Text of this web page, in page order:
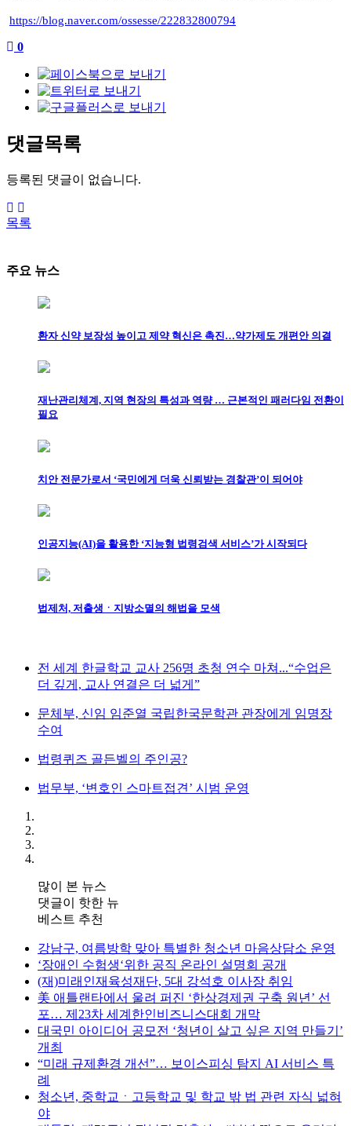
https://blog.naver.com/ossesse/222832800794
0
댓글목록
등록된 댓글이 없습니다.
목록
주요 뉴스
환자 신약 보장성 높이고 제약 혁신은 촉진…약가제도 개편안 의결
재난관리체계, 지역 현장의 특성과 역량 … 근본적인 패러다임 전환이
필요
치안 전문가로서 ‘국민에게 더욱 신뢰받는 경찰관’이 되어야
인공지능(AI)을 활용한 ‘지능형 법령검색 서비스’가 시작되다
법제처, 저출생ㆍ지방소멸의 해법을 모색
전 세계 한글학교 교사 256명 초청 연수 마쳐...“수업은
더 깊게, 교사 연결은 더 넓게”
문체부, 신임 임준열 국립한국문학관 관장에게 임명장
수여
법령퀴즈 골든벨의 주인공?
법무부, ‘변호인 스마트접견’ 시범 운영
많이 본 뉴스
댓글이 핫한 뉴
베스트 추천
강남구, 여름방학 맞아 특별한 청소년 마음상담소 운영
‘장애인 수험생‘위한 공직 온라인 설명회 공개
(재)미래인재육성재단, 5대 강석호 이사장 취임
美 애틀랜타에서 울려 퍼진 ‘한상경제권 구축 원년’ 선
포… 제23차 세계한인비즈니스대회 개막
대국민 아이디어 공모전 ‘청년이 살고 싶은 지역 만들기’
개최
“미래 규제환경 개선”… 보이스피싱 탐지 AI 서비스 특
례
청소년, 중학교ㆍ고등학교 및 학교 밖 법 관련 자식 넓혀
야